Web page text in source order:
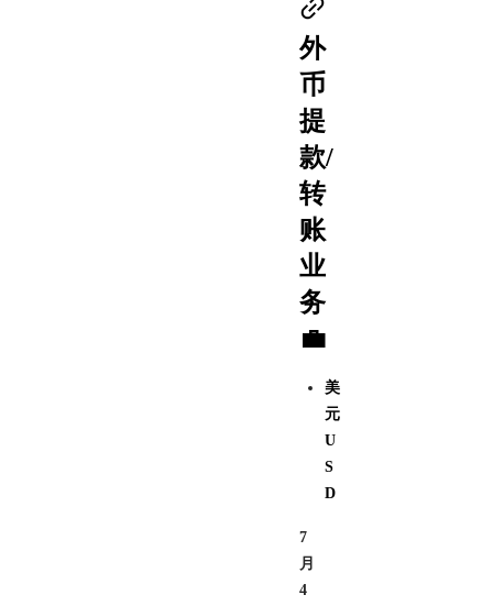
外
币
提
款/
转
账
业
务
💼
美
元
U
S
D
7
月
4